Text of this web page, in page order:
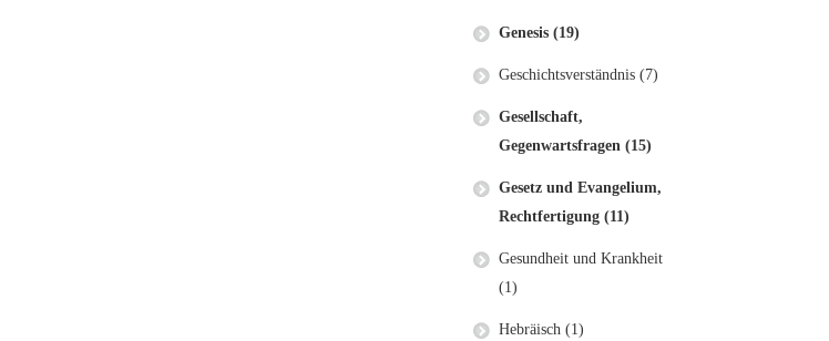
Genesis (19)
Geschichtsverständnis (7)
Gesellschaft,
Gegenwartsfragen (15)
Gesetz und Evangelium,
Rechtfertigung (11)
Gesundheit und Krankheit
(1)
Hebräisch (1)